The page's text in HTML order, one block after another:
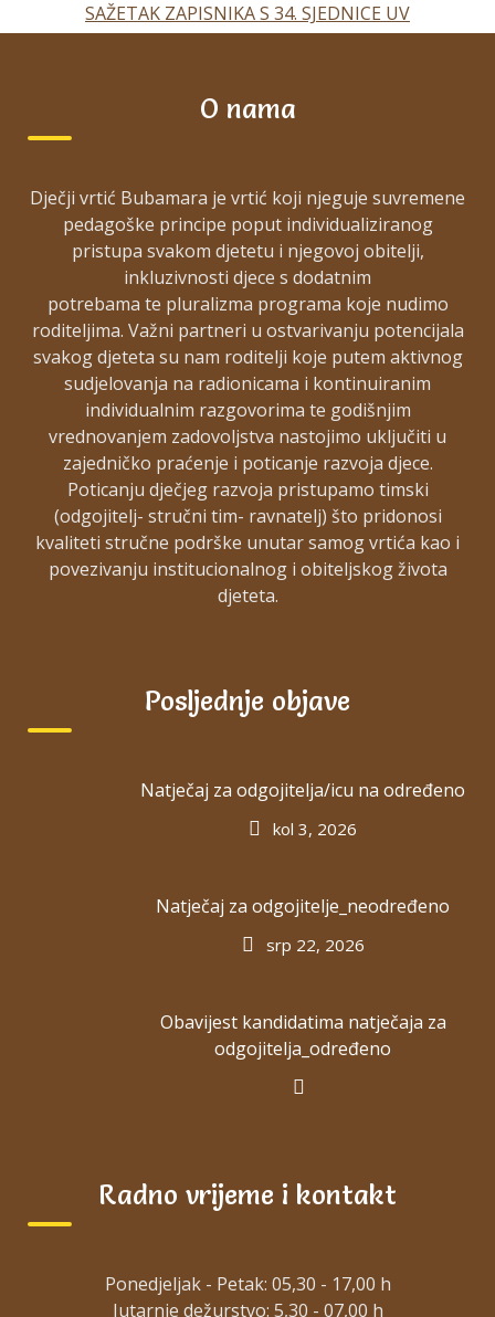
SAŽETAK ZAPISNIKA S 34. SJEDNICE UV
SAŽETAK ZAPISNIKA S 32. SJEDNICE UV
SAŽETAK ZAPISNIKA S 30. SJEDNICE UV
SAŽETAK ZAPISNIKA S 29. SJEDNICE UV
SAŽETAK ZAPISNIKA S 28. SJEDNICE UV
SAŽETAK ZAPISNIKA S 27. SJEDNICE UV
SAŽETAK ZAPISNIKA S 26. SJEDNICE UV
SAŽETAK ZAPISNIKA S 25. SJEDNICE UV
SAŽETAK ZAPISNIKA S 24. SJEDNICE UV
SAŽETAK ZAPISNIKA S 23. SJEDNICE UV
SAŽETAK ZAPISNIKA S 22. SJEDNICE UV
SAŽETAK ZAPISNIKA S 21. SJEDNICE UV
SAŽETAK ZAPISNIKA S 18. SJEDNICE UV
SAŽETAK ZAPISNIKA S 16. SJEDNICE UV
SAŽETAK ZAPISNIKA S 15. SJEDNICE UV
SAŽETAK ZAPISNIKA S 13. SJEDNICE UV
SAŽETAK ZAPISNIKA S 12. SJEDNICE UV
SAŽETAK ZAPISNIKA S 10. SJEDNICE UV
SAŽETAK ZAPISNIKA S 9. SJEDNICE UV
SAŽETAK ZAPISNIKA S 4. SJEDNICE UV
O nama
Dječji vrtić Bubamara je vrtić koji njeguje suvremene
pedagoške principe poput individualiziranog
pristupa svakom djetetu i njegovoj obitelji,
inkluzivnosti djece s dodatnim
potrebama te pluralizma programa koje nudimo
roditeljima. Važni partneri u ostvarivanju potencijala
svakog djeteta su nam roditelji koje putem aktivnog
sudjelovanja na radionicama i kontinuiranim
individualnim razgovorima te godišnjim
vrednovanjem zadovoljstva nastojimo uključiti u
zajedničko praćenje i poticanje razvoja djece.
Poticanju dječjeg razvoja pristupamo timski
(odgojitelj- stručni tim- ravnatelj) što pridonosi
kvaliteti stručne podrške unutar samog vrtića kao i
povezivanju institucionalnog i obiteljskog života
djeteta.
Posljednje objave
Natječaj za odgojitelja/icu na određeno
kol 3, 2026
Natječaj za odgojitelje_neodređeno
srp 22, 2026
Obavijest kandidatima natječaja za
odgojitelja_određeno
Radno vrijeme i kontakt
Ponedjeljak - Petak: 05,30 - 17,00 h
Jutarnje dežurstvo: 5,30 - 07,00 h